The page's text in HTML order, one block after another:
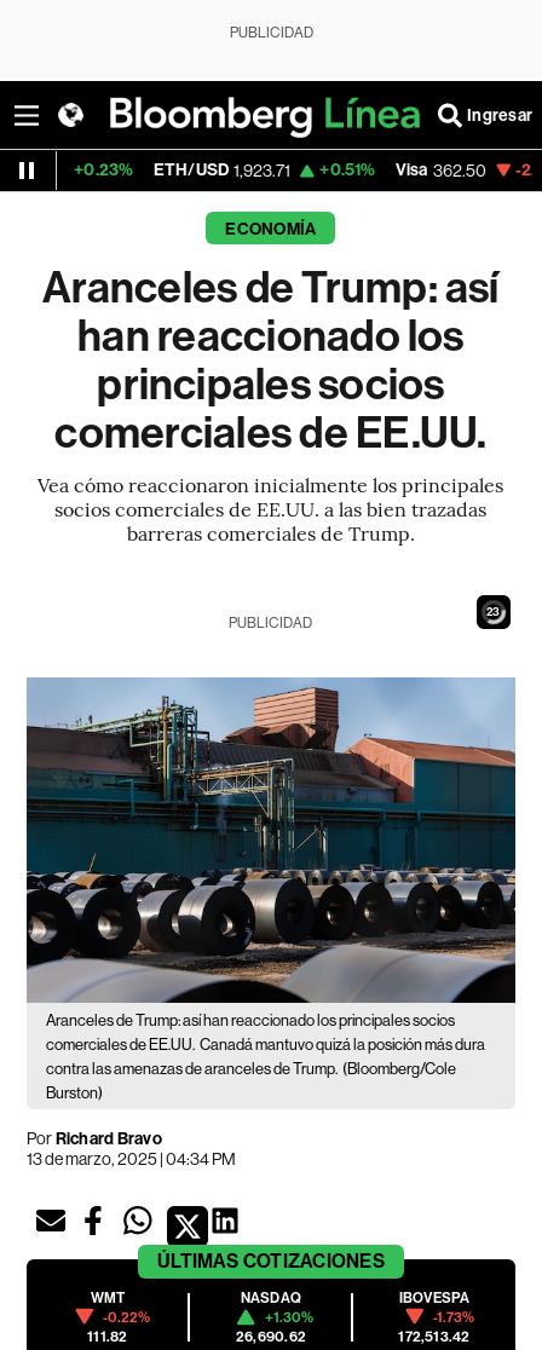
PUBLICIDAD
Ingresar
ETH/USD 1,923.71 +0.51% Visa 362.50 -2.15%
ECONOMÍA
Aranceles de Trump: así
han reaccionado los
principales socios
comerciales de EE.UU.
Vea cómo reaccionaron inicialmente los principales
socios comerciales de EE.UU. a las bien trazadas
barreras comerciales de Trump.
21
PUBLICIDAD
Aranceles de Trump: así han reaccionado los principales socios
comerciales de EE.UU. Canadá mantuvo quizá la posición más dura
contra las amenazas de aranceles de Trump. (Bloomberg/Cole
Burston)
PorRichard Bravo
13 de marzo, 2025 | 04:34 PM
ÚLTIMAS COTIZACIONES
WMT
-0.22%
111.82
NASDAQ
+1.30%
26,690.62
IBOVESPA
-1.73%
172,513.42